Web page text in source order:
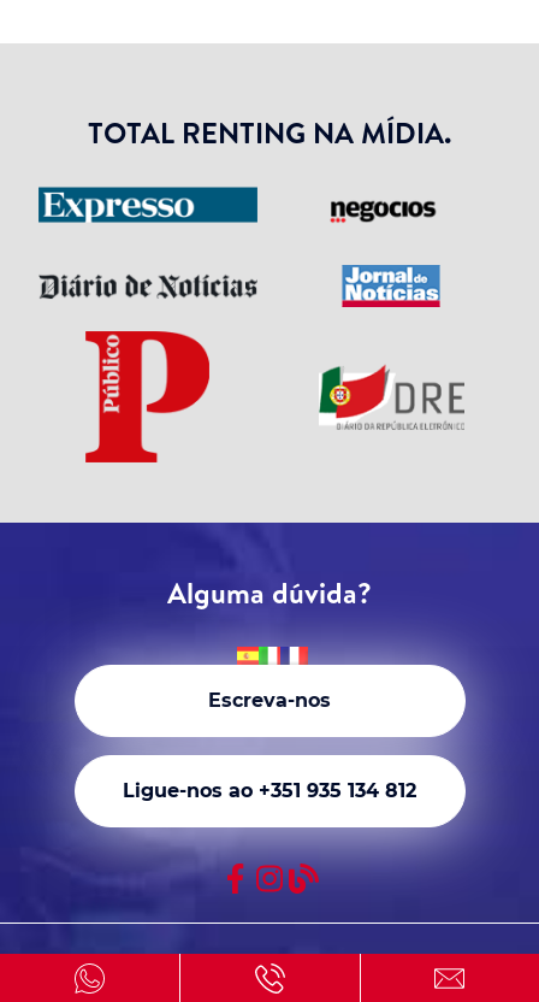
TOTAL RENTING NA MÍDIA.
Alguma dúvida?
Escreva-nos
Ligue-nos ao +351 935 134 812
Quem somos?
Gestão de Frotas
Renting Carrinhas